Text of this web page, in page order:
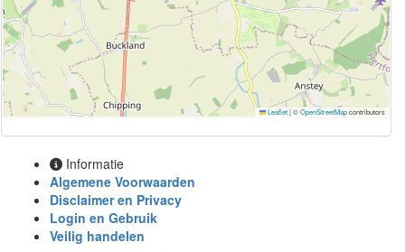
Leaflet|©OpenStreetMapcontributors
Informatie
Algemene Voorwaarden
Disclaimer en Privacy
Login en Gebruik
Veilig handelen